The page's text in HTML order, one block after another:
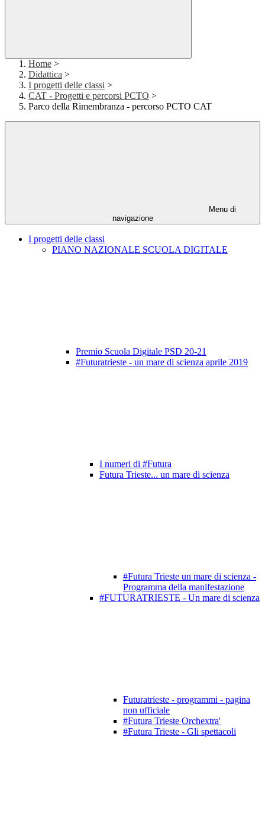
Home >
Didattica >
I progetti delle classi >
CAT - Progetti e percorsi PCTO >
Parco della Rimembranza - percorso PCTO CAT
Menu di
navigazione
I progetti delle classi
PIANO NAZIONALE SCUOLA DIGITALE
Premio Scuola Digitale PSD 20-21
#Futuratrieste - un mare di scienza aprile 2019
I numeri di #Futura
Futura Trieste... un mare di scienza
#Futura Trieste un mare di scienza -
Programma della manifestazione
#FUTURATRIESTE - Un mare di scienza
Futuratrieste - programmi - pagina
non ufficiale
#Futura Trieste Orchextra'
#Futura Trieste - Gli spettacoli